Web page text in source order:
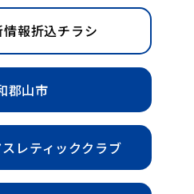
情報折込チラシ
郡山市
レティッククラブ